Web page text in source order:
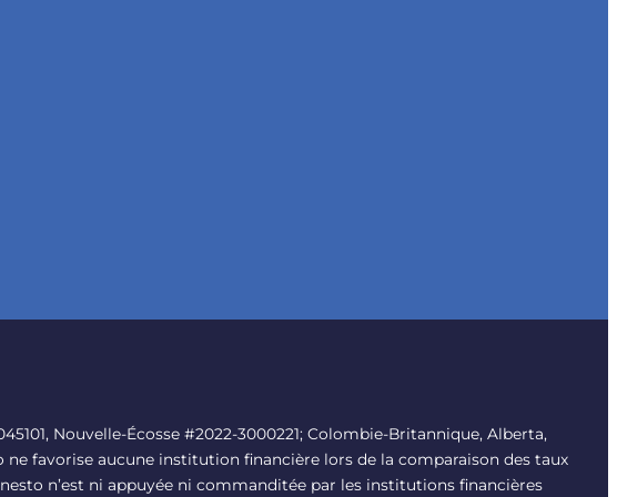
Nouvelle-Écosse #2022-3000221; Colombie-Britannique, Alberta,
favorise aucune institution financière lors de la comparaison des taux
n’est ni appuyée ni commanditée par les institutions financières